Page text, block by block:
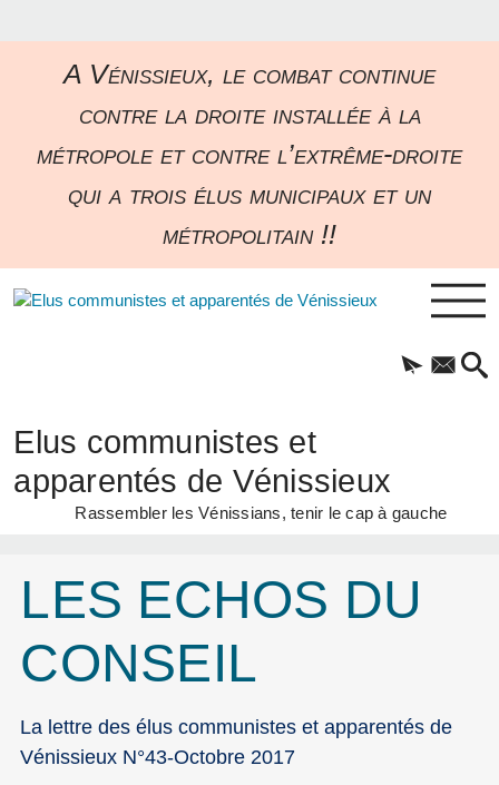
A Vénissieux, le combat continue
contre la droite installée à la
métropole et contre l’extrême-droite
qui a trois élus municipaux et un
métropolitain !!
Elus communistes et
apparentés de Vénissieux
Rassembler les Vénissians, tenir le cap à gauche
LES ECHOS DU
CONSEIL
La lettre des élus communistes et apparentés de
Vénissieux N°43-Octobre 2017